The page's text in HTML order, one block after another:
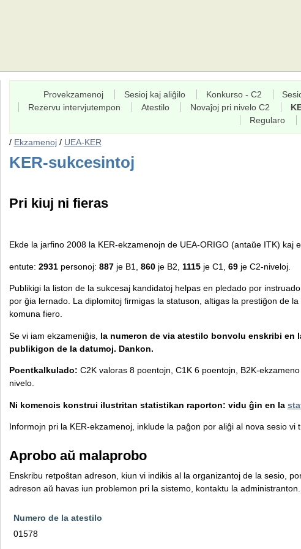
Provekzamenoj Sesioj kaj aliĝilo Konkurso - C2
Rezervu intervjutempon
Atestilo Novaĵoj pri nivelo C2
Regularo
/ Ekzamenoj/ UEA-KER
KER-sukcesintoj
Pri kiuj ni fieras
Ekde la jarfino 2008 la KER-ekzamenojn de UEA-ORIGO (antaŭe ITK) kaj
entute: 2931personoj: 887je B1, 860je B2, 1115je C1, 69je C2-niveloj.
Publikigi la liston de la sukcesaj kandidatoj helpas en pledado por
por ĝia lernado. La diplomitoj firmigas la statuson, altigas la prestiĝon de
komuna fiero.
Se vi iam ekzameniĝis, la numeron de via atestilo bonvolu enskribi en
publikigon de la datumoj. Dankon.
Poentkalkulado: C2K valoras 8 poentojn, C1K 6 poentojn, B2K-
nivelo.
Ni komencis konstrui ilustritan statistikan raporton: vidu ĝin en la
Informojn pri la KER-ekzamenoj, inklude la paĝon por aliĝi al nova sesio vi
Aprobo aŭ malaprobo
Enskribu retpoŝtan adreson, kiun vi indikis al la organizantoj de la sesio,
adreson aŭ havas iun problemon pri la sistemo, kontaktu la administranton.
Numero de la atestilo
01578